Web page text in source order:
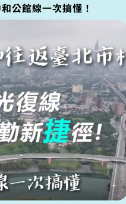
公館線一次搞懂！